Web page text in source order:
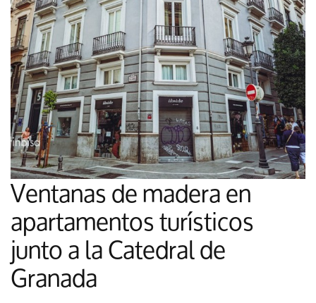
Ventanas de madera en
apartamentos turísticos
junto a la Catedral de
Granada